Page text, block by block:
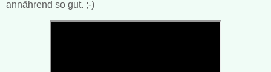
annährend so gut. ;-)